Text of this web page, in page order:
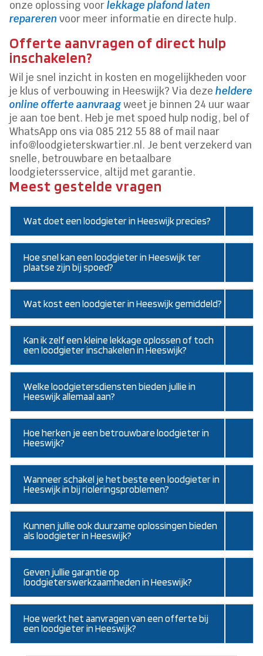
onze oplossing voorlekkage plafond laten
repareren voor meer informatie en directe hulp.
Offerte aanvragen of direct hulp
inschakelen?
Wil je snel inzicht in kosten en mogelijkheden voor
je klus of verbouwing in Heeswijk? Via dezeheldere
online offerte aanvraagweet je binnen 24 uur waar
je aan toe bent. Heb je met spoed hulp nodig, bel of
WhatsApp ons via 085 212 55 88 of mail naar
info@loodgieterskwartier.nl. Je bent verzekerd van
snelle, betrouwbare en betaalbare
loodgietersservice, altijd met garantie.
Meest gestelde vragen
Wat doet een loodgieter in Heeswijk precies?
Hoe snel kan een loodgieter in Heeswijk ter
plaatse zijn bij spoed?
Wat kost een loodgieter in Heeswijk gemiddeld?
Kan ik zelf een kleine lekkage oplossen of toch
een loodgieter inschakelen in Heeswijk?
Welke loodgietersdiensten bieden jullie in
Heeswijk allemaal aan?
Hoe herken je een betrouwbare loodgieter in
Heeswijk?
Wanneer schakel je het beste een loodgieter in
Heeswijk in bij rioleringsproblemen?
Kunnen jullie ook duurzame oplossingen bieden
als loodgieter in Heeswijk?
Geven jullie garantie op
loodgieterswerkzaamheden in Heeswijk?
Hoe werkt het aanvragen van een offerte bij
een loodgieter in Heeswijk?